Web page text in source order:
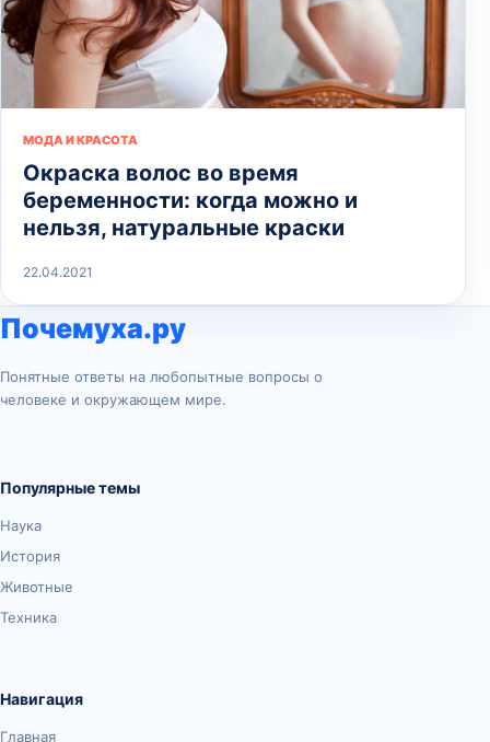
МОДА И КРАСОТА
Окраска волос во время
беременности: когда можно и
нельзя, натуральные краски
22.04.2021
Почемуха.ру
Понятные ответы на любопытные вопросы о
человеке и окружающем мире.
Популярные темы
Наука
История
Животные
Техника
Навигация
Главная